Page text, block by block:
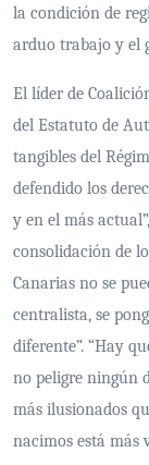
la condición de
arduo trabajo y el
El líder de
del Estatuto de
tangibles del
defendido los
y en el más
consolidación de
Canarias no se
centralista, se
diferente”. “Hay
no peligre ningún
más ilusionados
nacimos está más